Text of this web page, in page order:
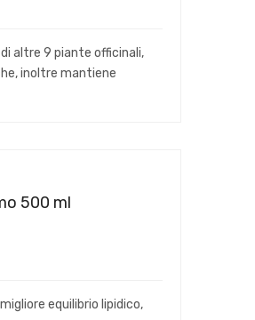
altre 9 piante officinali,
inoltre mantiene
500 ml
equilibrio lipidico,